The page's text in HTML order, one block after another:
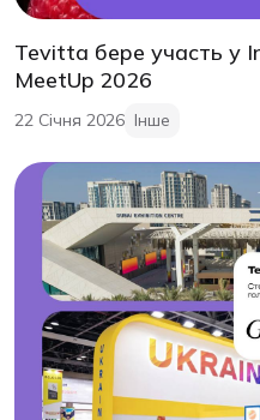
Tevitta бере участь у
MeetUp 2026
22 Січня 2026 Інше